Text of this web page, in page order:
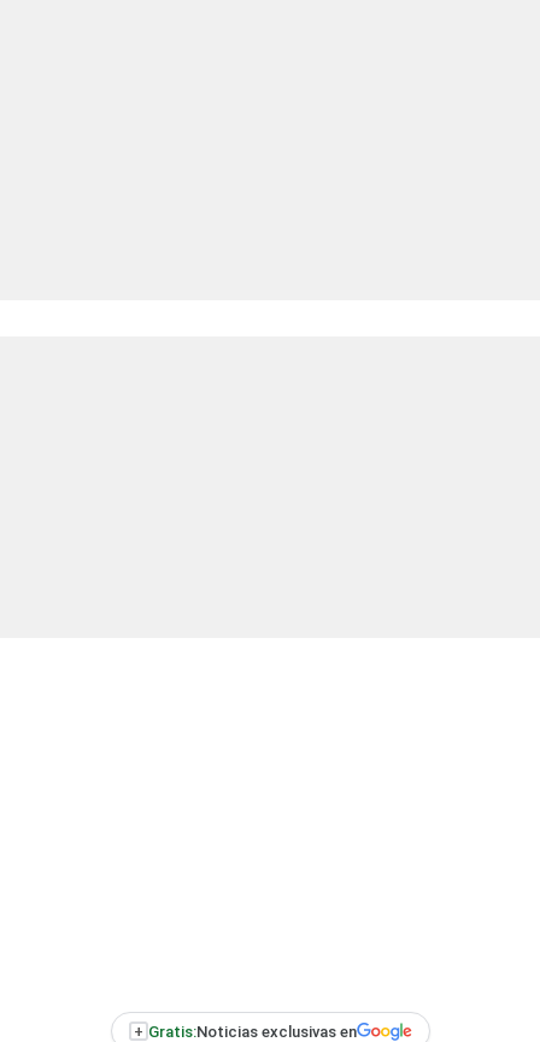
+ Gratis:Noticias exclusivas en